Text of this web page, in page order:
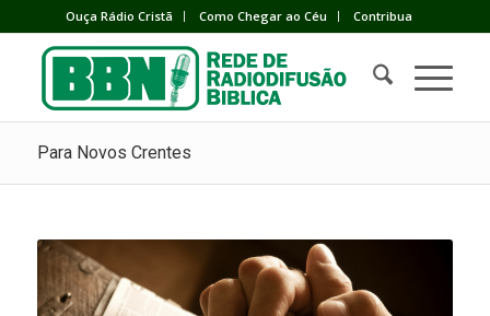
Ouça Rádio Cristã Como Chegar ao Céu Contribua
Para Novos Crentes